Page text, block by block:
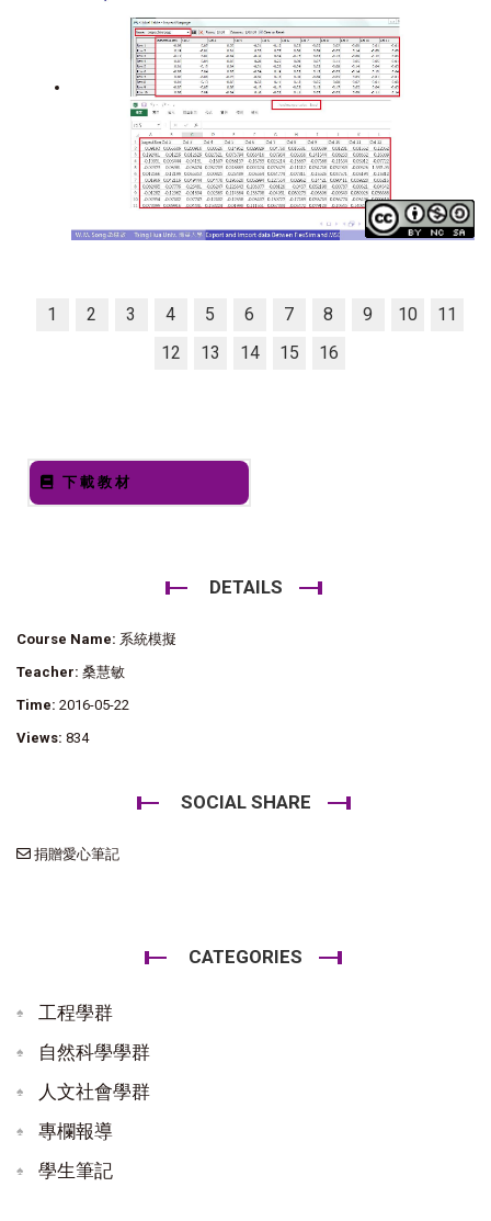
1 2 3 4 5 6 7 8 9 10
11
12
13 14 15 16
下載教材
DETAILS
Course Name: 系統模擬
Teacher: 桑慧敏
Time: 2016-05-22
Views: 834
SOCIAL SHARE
捐贈愛心筆記
CATEGORIES
工程學群
自然科學學群
人文社會學群
專欄報導
學生筆記